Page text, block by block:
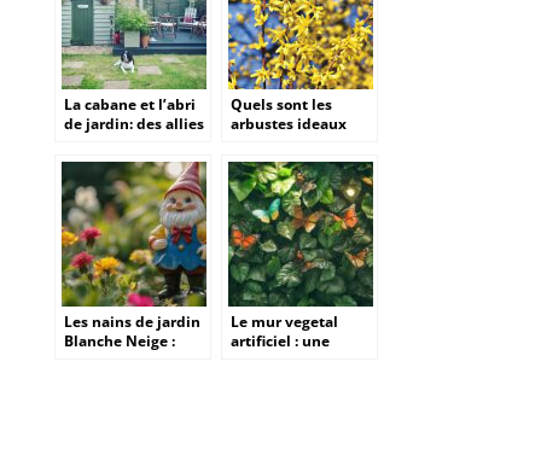
La cabane et l’abri
de jardin: des allies
de son jardin un
endroit cosy et
fonctionnel?
Quels sont les
arbustes ideaux
des fleurs jaunes ?
Les nains de jardin
Blanche Neige :
Le mur vegetal
artificiel : une